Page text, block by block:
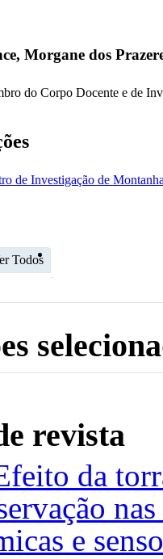
Morgane dos
do Corpo Docente e de
de Investigação de
Todos
revista
da
e